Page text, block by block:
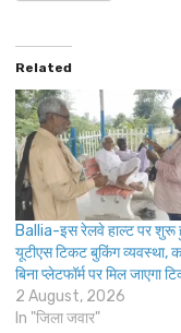
Related
Ballia-इस रेलवे हाल्ट पर शुरू
यूटीएस टिकट बुकिंग व्यवस्था,
बिना प्लेटफॉर्म पर मिल जाएगा
2 August, 2026
In "जिला जवार"